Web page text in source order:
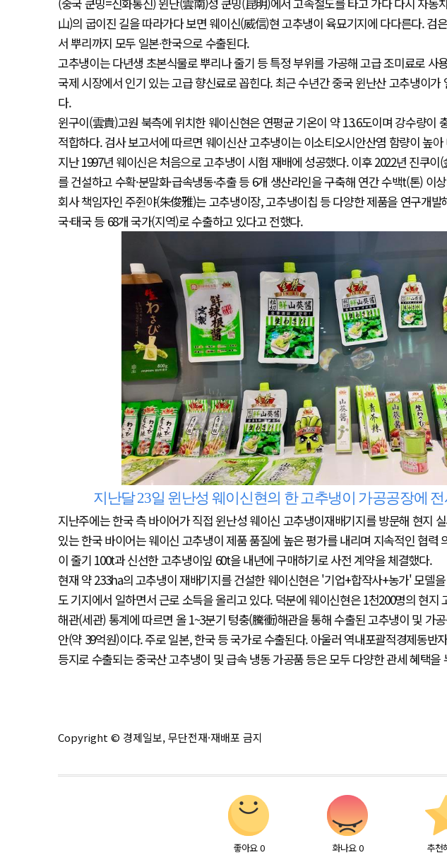
山)의 굽이진 길을 따라가다 보면 웨이신(威信)현 고추냉이 육묘기지에 다다른다. 검
서 뿌리까지 모두 일본∙한국으로 수출된다.
고추냉이는 다년생 초본식물로 뿌리나 줄기 등 특정 부위를 가공해 고급 조미료로 사
국제 시장에서 인기 있는 고급 향신료로 꼽힌다. 최근 수년간 중국 윈난산 고추냉이
다.
윈구이(雲貴)고원 북측에 위치한 웨이신현은 연평균 기온이 약 13.6도이며 강수량이
적합하다. 검사 보고서에 따르면 웨이신산 고추냉이는 이소티오시안산염 함량이 높
지난 1997년 웨이신은 처음으로 고추냉이 시험 재배에 성공했다. 이후 2022년 진쿠
를 건설하고 수확·분말화·급속냉동·추출 등 6개 생산라인을 구축해 연간 수백t(톤) 이
회사 책임자인 주쥔야(朱俊雅)는 고추냉이장, 고추냉이칩 등 다양한 제품을 연구개발
국·태국 등 68개 국가(지역)로 수출하고 있다고 전했다.
지난달 23일 윈난성 웨이신현의 한 고추냉이 가공공장에
지난주에는 한국 측 바이어가 직접 윈난성 웨이신 고추냉이재배기지를 방문해 현지
있는 한국 바이어는 웨이신 고추냉이 제품 품질에 높은 평가를 내리며 지속적인 협력
이 줄기 100t과 신선한 고추냉이잎 60t을 내년에 구매하기로 사전 계약을 체결했다.
현재 약 233ha의 고추냉이 재배기지를 건설한 웨이신현은 '기업+합작사+농가' 모델
도 기지에서 일하면서 근로 소득을 올리고 있다. 덕분에 웨이신현은 1천200명의 현지
해관(세관) 통계에 따르면 올 1~3분기 텅충(騰衝)해관을 통해 수출된 고추냉이 및 가
안(약 39억원)이다. 주로 일본, 한국 등 국가로 수출된다. 아울러 역내포괄적경제동반
등지로 수출되는 중국산 고추냉이 및 급속 냉동 가공품 등은 모두 다양한 관세 혜택을
Copyright © 경제일보, 무단전재·재배포 금지
좋아요 0 화나요 0 추천